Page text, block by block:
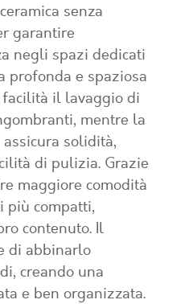
senza
garantire
negli spazi dedicati
profonda e spaziosa
il lavaggio di
mentre la
solidità,
di pulizia. Grazie
maggiore comodità
più compatti,
contenuto. Il
di abbinarlo
creando una
e ben organizzata.